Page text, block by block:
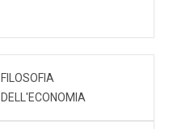
FILOSOFIA
DELL'ECONOMIA